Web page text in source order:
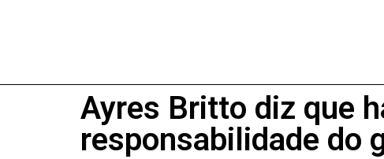
Ayres Britto diz que
responsabilidade do